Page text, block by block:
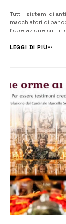
Tutti i sistemi di
macchiatori di
l’operazione
Sicilia ricostruisce
LEGGI DI PIÙ